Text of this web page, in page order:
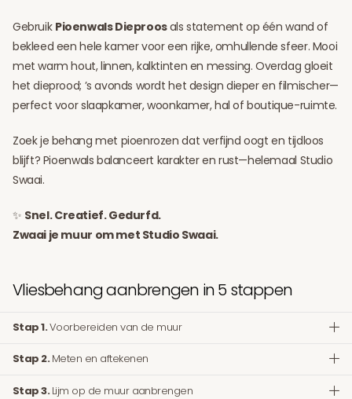
Gebruik Pioenwals Dieproosals statement op één wand of
bekleed een hele kamer voor een rijke, omhullende sfeer. Mooi
met warm hout, linnen, kalktinten en messing. Overdag gloeit
het dieprood; ’s avonds wordt het design dieper en filmischer—
perfect voor slaapkamer, woonkamer, hal of boutique-ruimte.
Zoek je behang met pioenrozen dat verfijnd oogt en tijdloos
blijft? Pioenwals balanceert karakter en rust—helemaal Studio
Swaai.
✨ Snel. Creatief. Gedurfd.
Zwaai je muur om met Studio Swaai.
Vliesbehang aanbrengen in 5 stappen
Stap 1.Voorbereiden van de muur
Stap 2.Meten en aftekenen
Stap 3.Lijm op de muur aanbrengen